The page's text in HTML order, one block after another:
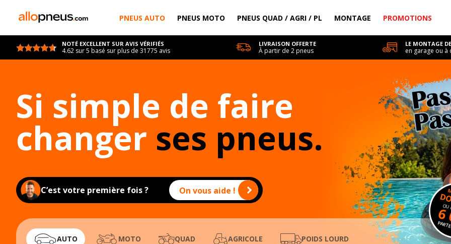
PNEUS AUTO PNEUS MOTO PNEUS QUAD / AGRI / PL MONTAGE PROMOTIONS
NOTÉ EXCELLENT SUR AVIS VÉRIFIÉS
4.62 sur 5 basé sur plus de 31775 avis
LIVRAISON OFFERTE
À partir de 2 pneus
LE MONTAGE
en garage ou à
Si simple de faire
changer ses pneus.
C’est votre première fois ? On vous aide !
6
AUTO MOTO QUAD AGRICOLE POIDS LOURD